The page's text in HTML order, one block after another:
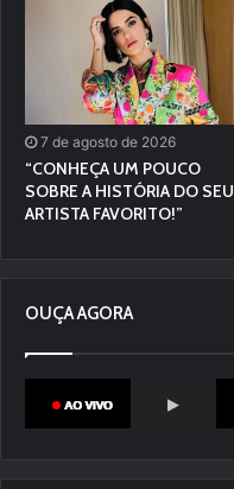
7 de agosto de 2026
“CONHEÇA UM POUCO
SOBRE A HISTÓRIA DO SEU
ARTISTA FAVORITO!”
OUÇA AGORA